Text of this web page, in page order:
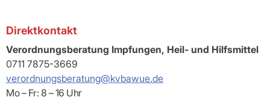
Direktkontakt
Verordnungsberatung Impfungen, Heil- und Hilfsmittel
0711 7875-3669
verordnungsberatung@kvbawue.de
Mo – Fr: 8 – 16 Uhr